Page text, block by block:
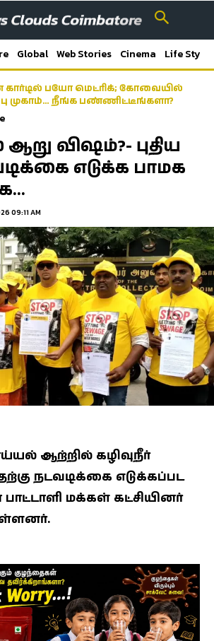
Global Web Stories Cinema Life Style
பயோ மெட்ரிக்; கோவையில்
முகாம்… நீங்க பண்ணிட்டீங்களா?
விஷம்?- புதிய
எடுக்க பாமக
09:11 AM
ஆற்றில் கழிவுநீர்
நடவடிக்கை எடுக்கப்பட
மக்கள் கட்சியினர்